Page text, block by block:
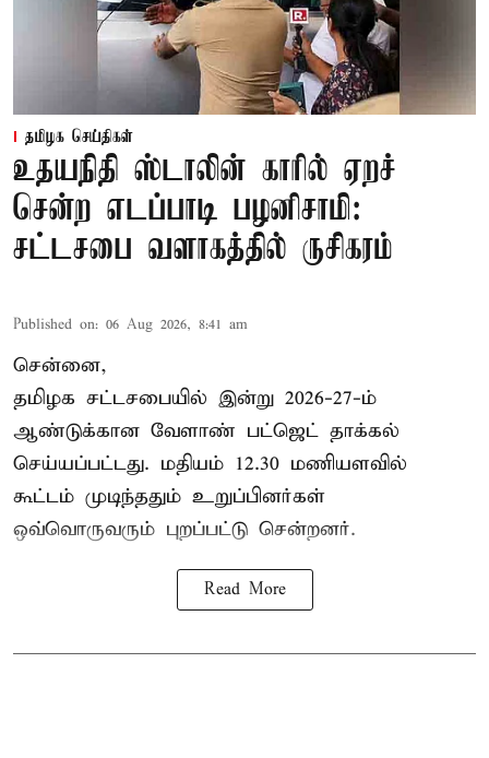
தமிழக செய்திகள்
உதயநிதி ஸ்டாலின் காரில் ஏறச்
சென்ற எடப்பாடி பழனிசாமி:
சட்டசபை வளாகத்தில் ருசிகரம்
Published on: 06 Aug 2026, 8:41 am
சென்னை,
தமிழக சட்டசபையில் இன்று 2026-27-ம்
ஆண்டுக்கான வேளாண் பட்ஜெட் தாக்கல்
செய்யப்பட்டது. மதியம் 12.30 மணியளவில்
கூட்டம் முடிந்ததும் உறுப்பினர்கள்
ஒவ்வொருவரும் புறப்பட்டு சென்றனர்.
Read More